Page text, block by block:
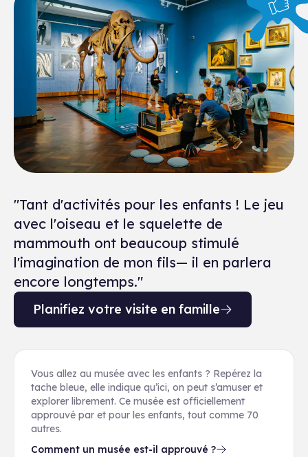
"Tant d'activités pour les enfants ! Le jeu
avec l'oiseau et le squelette de
mammouth ont beaucoup stimulé
l'imagination de mon fils— il en parlera
encore longtemps."
Planifiez votre visite en famille
Vous allez au musée avec les enfants ? Repérez la
tache bleue, elle indique qu’ici, on peut s’amuser et
explorer librement. Ce musée est officiellement
approuvé par et pour les enfants, tout comme 70
autres.
Comment un musée est-il approuvé ?